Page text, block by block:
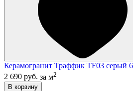
Керамогранит Траффик TF03 серый
2 690 руб. за м2
В корзину